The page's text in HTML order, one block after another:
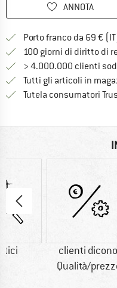
ANNOTA
Porto franco da 69 €
100 giorni di diritto di
> 4.000.000 clienti
Tutti gli articoli in
Tutela consumatori
clienti
Qualità/